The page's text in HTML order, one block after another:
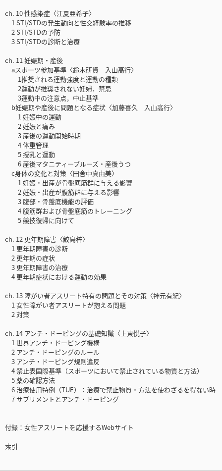
ch. 10 性感染症〈江夏亜希子〉
1 STI/STDの発生動向と性交経験率の推移
2 STI/STDの予防
3 STI/STDの診断と治療
ch. 11 妊娠期・産後
aスポーツ参加基準〈鈴木研資 入山高行〉
1推奨される運動強度と運動の種類
2運動が推奨されない妊婦，禁忌
3運動中の注意点，中止基準
b妊娠期や産後に問題となる症状〈加藤喜久 入山高行〉
1 妊娠中の運動
2 妊娠と痛み
3 産後の運動開始時期
4 体重管理
5 授乳と運動
6 産後マタニティーブルーズ・産後うつ
c身体の変化と対策〈田舎中真由美〉
1 妊娠・出産が骨盤底筋群に与える影響
2 妊娠・出産が腹筋群に与える影響
3 腹部・骨盤底機能の評価
4 腹筋群および骨盤底筋のトレーニング
5 競技復帰に向けて
ch. 12 更年期障害〈鮫島梓〉
1 更年期障害の診断
2 更年期の症状
3 更年期障害の治療
4 更年期症状における運動の効果
ch. 13 障がい者アスリート特有の問題とその対策〈神元有紀〉
1 女性障がい者アスリートが抱える問題
2 対策
ch. 14 アンチ・ドーピングの基礎知識〈上東悦子〉
1 世界アンチ・ドーピング機構
2 アンチ・ドーピングのルール
3 アンチ・ドーピング規則違反
4 禁止表国際基準（スポーツにおいて禁止されている物質と方法）
5 薬の確認方法
6 治療使用特例（TUE）：治療で禁止物質・方法を使わざるを得ない時
7 サプリメントとアンチ・ドーピング
付録：女性アスリートを応援するWebサイト
索引